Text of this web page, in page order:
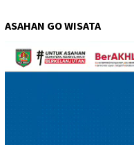
ASAHAN GO WISATA
Pemutar
Video